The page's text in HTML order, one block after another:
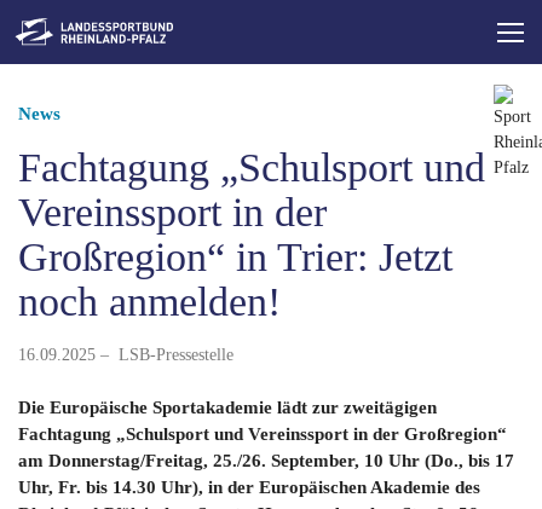
zum
Inhalt
Pfadnavigation
News
Fachtagung „Schulsport und
Vereinssport in der
Großregion“ in Trier: Jetzt
noch anmelden!
16.09.2025 – LSB-Pressestelle
Die Europäische Sportakademie lädt zur zweitägigen
Fachtagung „Schulsport und Vereinssport in der Großregion“
am Donnerstag/Freitag, 25./26. September, 10 Uhr (Do., bis 17
Uhr, Fr. bis 14.30 Uhr), in der Europäischen Akademie des